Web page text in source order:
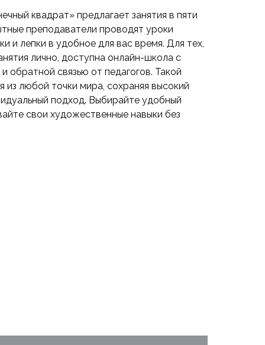
квадрат» предлагает занятия в пяти
преподаватели проводят уроки
и лепки в удобное для вас время. Для тех,
лично, доступна онлайн-школа с
обратной связью от педагогов. Такой
из любой точки мира, сохраняя высокий
подход. Выбирайте удобный
свои художественные навыки без